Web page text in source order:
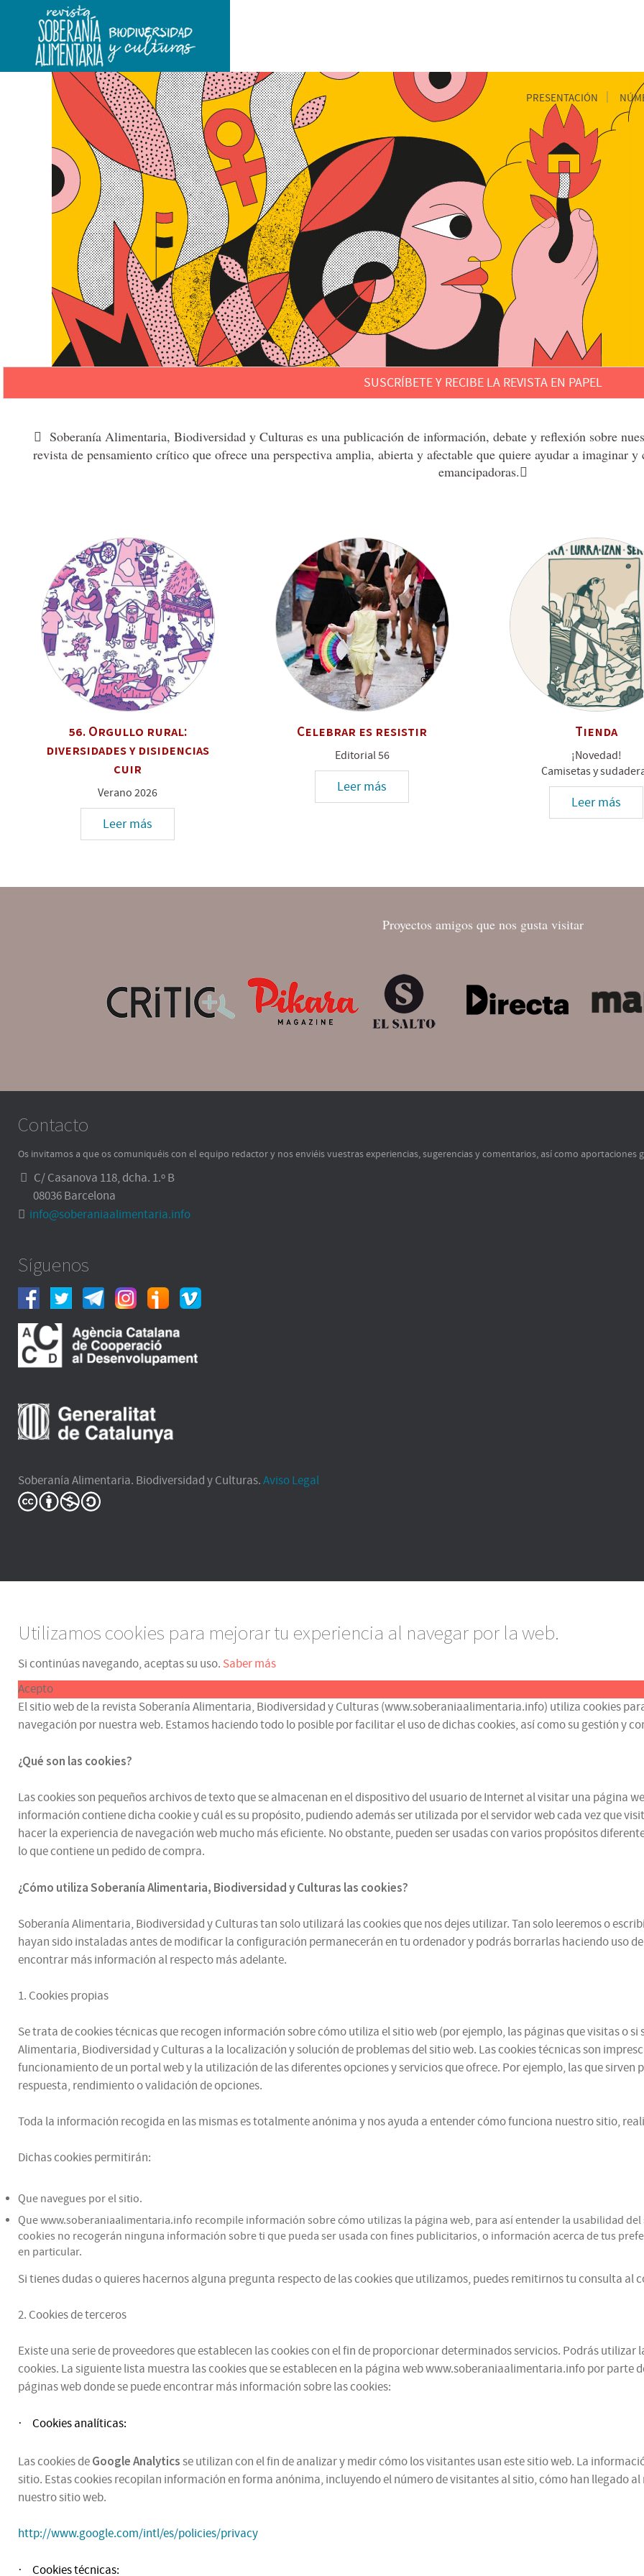
PRESENTACIÓN
SUSCRÍBETE Y RECIBE LA REVISTA EN PAPEL
Soberanía Alimentaria, Biodiversidad y Culturas es una publicación de información, debate y reflexión sobre
revista de pensamiento crítico que ofrece una perspectiva amplia, abierta y afectable que quiere ayudar a imaginar
emancipadoras.
56. Orgullo rural:
diversidades y disidencias
cuir
Verano 2026
Leer más
Celebrar es resistir
Editorial 56
Leer más
Tienda
¡Novedad!
Camisetas y
Leer más
Proyectos amigos que nos gusta visitar
Contacto
Os invitamos a que os comuniquéis con el equipo redactor y nos enviéis vuestras experiencias, sugerencias y comentarios, así como aportaciones
C/ Casanova 118, dcha. 1.º B
08036 Barcelona
info@soberaniaalimentaria.info
Síguenos
Soberanía Alimentaria. Biodiversidad y Culturas.Aviso Legal
Utilizamos cookies para mejorar tu experiencia al navegar por la web.
Si continúas navegando, aceptas su uso. Saber más
Acepto
El sitio web de la revista Soberanía Alimentaria, Biodiversidad y Culturas (www.soberaniaalimentaria.info) utiliza cookies
navegación por nuestra web. Estamos haciendo todo lo posible por facilitar el uso de dichas cookies, así como su gestión y
¿Qué son las cookies?
Las cookies son pequeños archivos de texto que se almacenan en el dispositivo del usuario de Internet al visitar una página
información contiene dicha cookie y cuál es su propósito, pudiendo además ser utilizada por el servidor web cada vez que
hacer la experiencia de navegación web mucho más eficiente. No obstante, pueden ser usadas con varios propósitos
lo que contiene un pedido de compra.
¿Cómo utilizaSoberanía Alimentaria, Biodiversidad y Culturas las cookies?
Soberanía Alimentaria, Biodiversidad y Culturas tan solo utilizará las cookies que nos dejes utilizar. Tan solo leeremos o
hayan sido instaladas antes de modificar la configuración permanecerán en tu ordenador y podrás borrarlas haciendo uso
encontrar más información al respecto más adelante.
1. Cookies propias
Se trata de cookies técnicas que recogen información sobre cómo utiliza el sitio web (por ejemplo, las páginas que visitas o
Alimentaria, Biodiversidad y Culturas a la localización y solución de problemas del sitio web. Las cookies técnicas son
funcionamiento de un portal web y la utilización de las diferentes opciones y servicios que ofrece. Por ejemplo, las que
respuesta, rendimiento o validación de opciones.
Toda la información recogida en las mismas es totalmente anónima y nos ayuda a entender cómo funciona nuestro sitio,
Dichas cookies permitirán:
Que navegues por el sitio.
Que www.soberaniaalimentaria.info recompile información sobre cómo utilizas la página web, para así entender la usabilidad
cookies no recogerán ninguna información sobre ti que pueda ser usada con fines publicitarios, o información acerca de tus
en particular.
Si tienes dudas o quieres hacernos alguna pregunta respecto de las cookies que utilizamos, puedes remitirnos tu consulta al
2. Cookies de terceros
Existe una serie de proveedores que establecen las cookies con el fin de proporcionar determinados servicios. Podrás
cookies. La siguiente lista muestra las cookies que se establecen en la página web www.soberaniaalimentaria.info por parte
páginas web donde se puede encontrar más información sobre las cookies:
· Cookies analíticas:
Las cookies deGoogle Analyticsse utilizan con el fin de analizar y medir cómo los visitantes usan este sitio web. La
sitio. Estas cookies recopilan información en forma anónima, incluyendo el número de visitantes al sitio, cómo han llegado
nuestro sitio web.
http://www.google.com/intl/es/policies/privacy
· Cookies técnicas: